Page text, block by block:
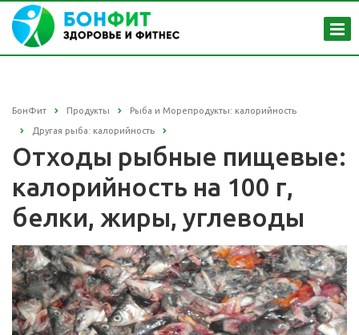
БонФит Продукты Рыба и Морепродукты: калорийность
Другая рыба: калорийность
Отходы рыбные пищевые:
калорийность на 100 г,
белки, жиры, углеводы